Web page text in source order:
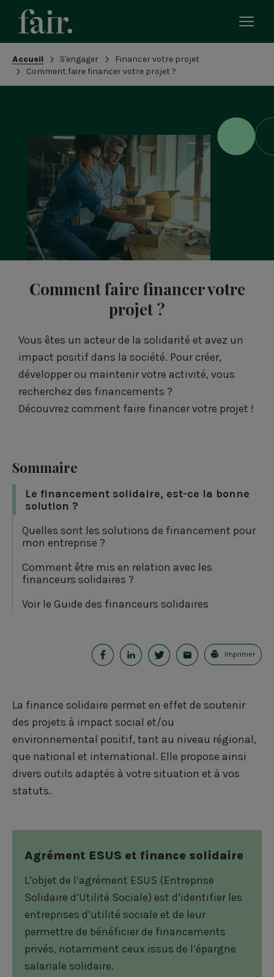
le
Fil
d'Ariane
Accueil S'engager
Financer votre projet
Comment faire financer votre projet ?
Comment faire financer votre
projet ?
Vous êtes un acteur de la solidarité et avez un
impact positif dans la société. Pour créer,
développer ou maintenir votre activité, vous
recherchez des financements ?
Découvrez comment faire financer votre projet !
Sommaire
Le financement solidaire, est-ce la bonne
solution ?
Quelles sont les solutions de financement pour
mon entreprise ?
Comment être mis en relation avec les
financeurs solidaires ?
Voir le Guide des financeurs solidaires
P
r
t
a
g
e
s
u
r
F
a
c
e
P
r
t
a
g
s
u
r
L
i
n
P
r
t
a
g
s
u
r
T
w
i
E
m
i
l
Imprimer
La finance solidaire permet en effet de soutenir
des projets à impact social et/ou
environnemental positif, tant au niveau régional,
que national et international. Elle propose ainsi
divers outils adaptés à votre situation et à vos
statuts.
Agrément ESUS et finance solidaire
L’objet de l’agrément ESUS (Entreprise
Solidaire d’Utilité Sociale) est d’identifier les
entreprises d’utilité sociale et de leur
permettre de bénéficier de financements
privés, notamment ceux issus de l’épargne
salariale solidaire.